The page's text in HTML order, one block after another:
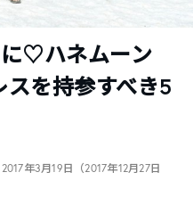
♡ハネムーン
を持参すべき5
2017年3月19日（2017年12月27日